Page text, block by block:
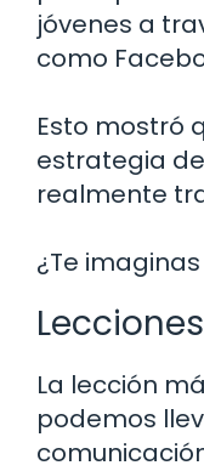
jóvenes a
como
Esto mostró
estrategia
realmente
¿Te
La lección
podemos